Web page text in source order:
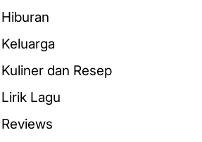
Hiburan
Keluarga
Kuliner dan Resep
Lirik Lagu
Reviews